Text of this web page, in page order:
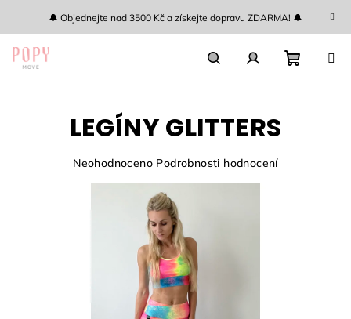
obsah
🔔 Objednejte nad 3500 Kč a získejte dopravu ZDARMA! 🔔
LEGÍNY GLITTERS
Průměrné
Neohodnoceno Podrobnosti hodnocení